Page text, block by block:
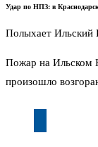
Удар по НПЗ: в
Полыхает Ильский
Пожар на Ильском
произошло